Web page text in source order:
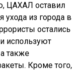
ЦАХАЛ оставил
из города в
остались
используют
также
Кроме того,